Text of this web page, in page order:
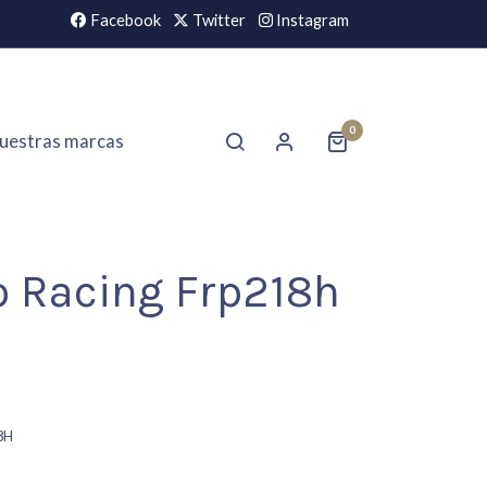
Facebook Twitter Instagram
marcas 0
Racing Frp218h